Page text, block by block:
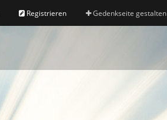
Registrieren Gedenkseite gestalten